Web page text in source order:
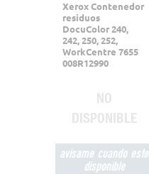
Xerox Contenedor
residuos
DocuColor 240,
242, 250, 252,
WorkCentre 7655
008R12990
NO
DISPONIBLE
avisame cuando este
disponible